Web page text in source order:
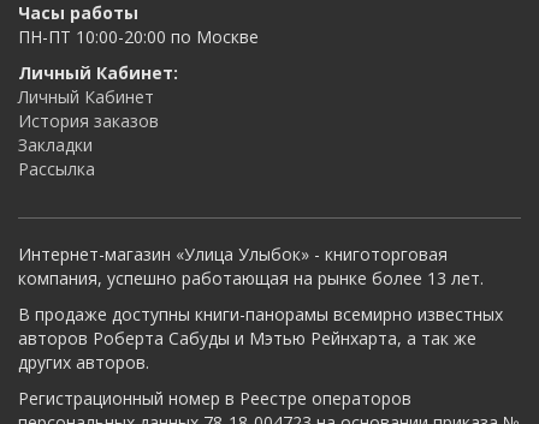
Часы работы
ПН-ПТ 10:00-20:00 по Москве
Личный Кабинет:
Личный Кабинет
История заказов
Закладки
Рассылка
Интернет-магазин «Улица Улыбок» - книготорговая
компания, успешно работающая на рынке более 13 лет.
В продаже доступны книги-панорамы всемирно известных
авторов Роберта Сабуды и Мэтью Рейнхарта, а так же
других авторов.
Регистрационный номер в Реестре операторов